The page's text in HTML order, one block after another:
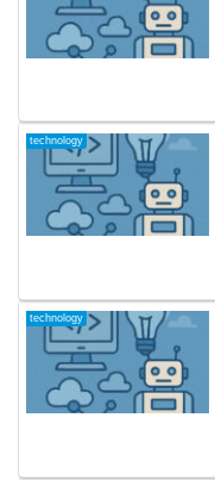
technology
technology